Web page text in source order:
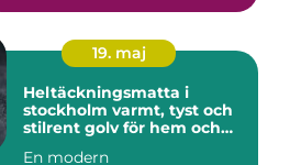
19. maj
Heltäckningsmatta i
stockholm varmt, tyst och
stilrent golv för hem och
En modern